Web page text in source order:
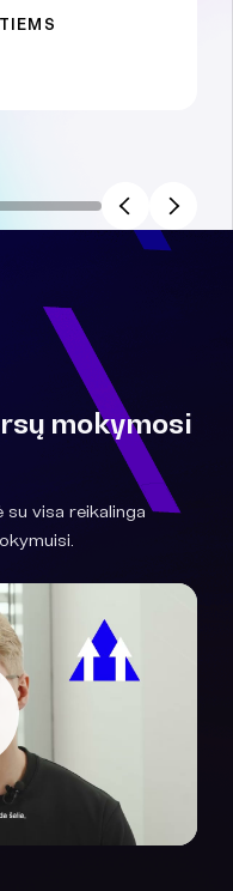
mokymosi
visa reikalinga